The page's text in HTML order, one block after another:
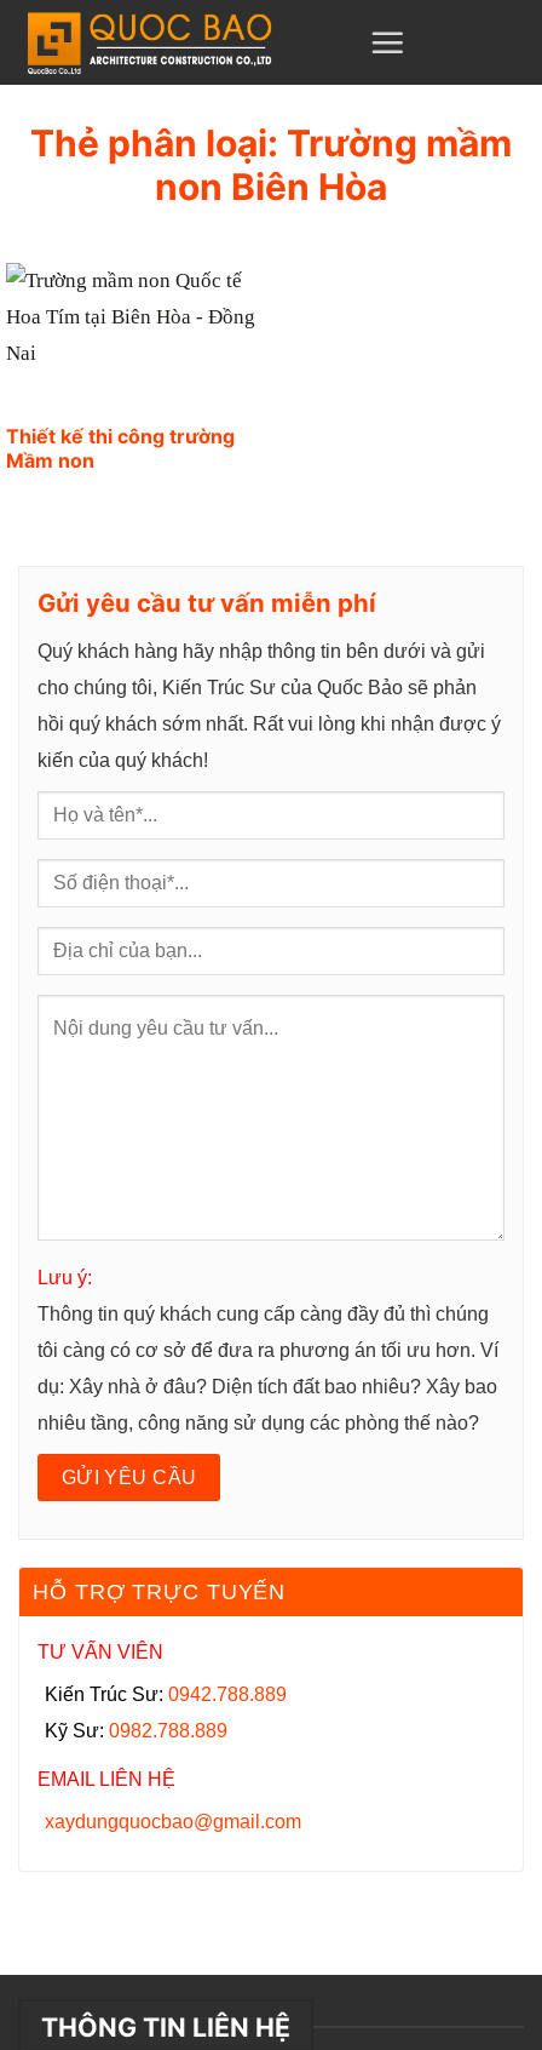
u
ế
n
n
d
Thẻ phân loại: Trường mầm
non Biên Hòa
Thiết kế thi công trường
Mầm non
Gửi yêu cầu tư vấn miễn phí
Quý khách hàng hãy nhập thông tin bên dưới và gửi
cho chúng tôi, Kiến Trúc Sư của Quốc Bảo sẽ phản
hồi quý khách sớm nhất. Rất vui lòng khi nhận được ý
kiến của quý khách!
Lưu ý:
Thông tin quý khách cung cấp càng đầy đủ thì chúng
tôi càng có cơ sở để đưa ra phương án tối ưu hơn. Ví
dụ: Xây nhà ở đâu? Diện tích đất bao nhiêu? Xây bao
nhiêu tầng, công năng sử dụng các phòng thế nào?
HỖ TRỢ TRỰC TUYẾN
TƯ VẤN VIÊN
Kiến Trúc Sư: 0942.788.889
Kỹ Sư: 0982.788.889
EMAIL LIÊN HỆ
xaydungquocbao@gmail.com
THÔNG TIN LIÊN HỆ